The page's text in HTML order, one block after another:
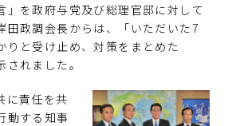
」を政府与党及び総理官邸に対して
田政調会長からは、「いただいた7
りと受け止め、対策をまとめた
れました。
に責任を共
動する知事